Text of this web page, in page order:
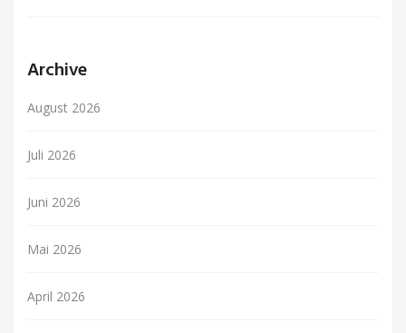
Archive
August 2026
Juli 2026
Juni 2026
Mai 2026
April 2026